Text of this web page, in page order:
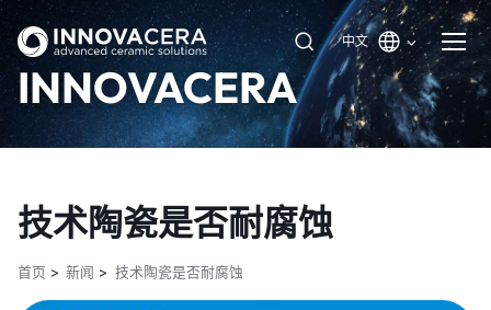
中文
INNOVACERA
技术陶瓷是否耐腐蚀
首页 新闻 技术陶瓷是否耐腐蚀